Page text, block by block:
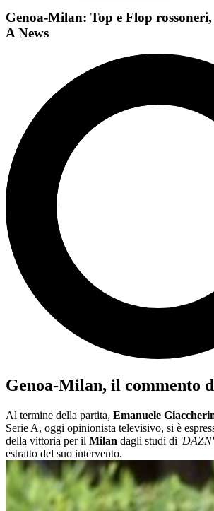
Genoa-Milan: Top e Flop rossoneri,
A News
Genoa-Milan, il commento
Al termine della partita, Emanuele
Serie A, oggi opinionista televisivo, si è
della vittoria per il Milan dagli studi di 'DAZN'
estratto del suo intervento.